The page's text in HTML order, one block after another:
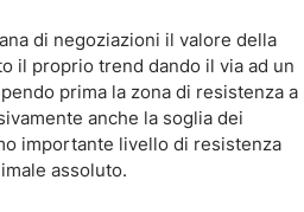
di negoziazioni il valore della
il proprio trend dando il via ad un
prima la zona di resistenza a
anche la soglia dei
importante livello di resistenza
assoluto.